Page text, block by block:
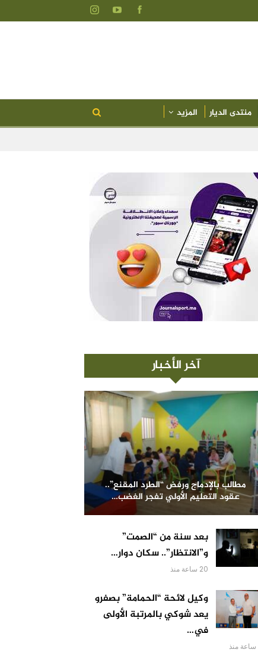
منتدى الديار المزيد
آخر الأخبار
مطالب بالإدماج ورفض “الطرد المقنع”..
عقود التعليم الأولي تفجر الغضب…
بعد سنة من “الصمت”
و”الانتظار”.. سكان دوار…
20 ساعة منذ
وكيل لائحة “الحمامة” بصفرو
يعد شوكي بالمرتبة الأولى
في…